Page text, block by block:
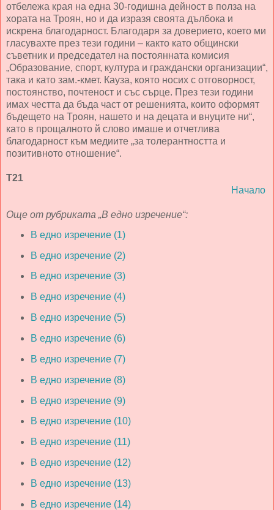
отбележа края на една 30-годишна дейност в полза на
хората на Троян, но и да изразя своята дълбока и
искрена благодарност. Благодаря за доверието, което ми
гласувахте през тези години – както като общински
съветник и председател на постоянната комисия
„Образование, спорт, култура и граждански организации“,
така и като зам.-кмет. Кауза, която носих с отговорност,
постоянство, почтеност и със сърце. През тези години
имах честта да бъда част от решенията, които оформят
бъдещето на Троян, нашето и на децата и внуците ни“,
като в прощалното й слово имаше и отчетлива
благодарност към медиите „за толерантността и
позитивното отношение“.
Т21
Начало
Още от рубриката „В едно изречение“:
В едно изречение (1)
В едно изречение (2)
В едно изречение (3)
В едно изречение (4)
В едно изречение (5)
В едно изречение (6)
В едно изречение (7)
В едно изречение (8)
В едно изречение (9)
В едно изречение (10)
В едно изречение (11)
В едно изречение (12)
В едно изречение (13)
В едно изречение (14)